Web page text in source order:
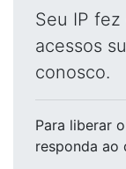
Seu IP
acessos
conosco.
Para liberar
responda ao